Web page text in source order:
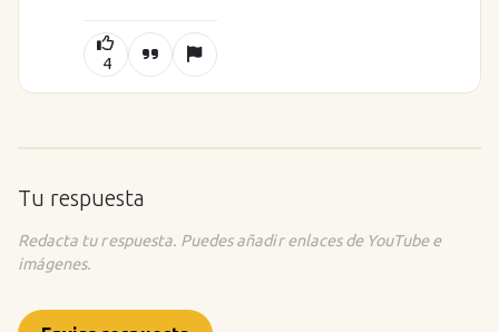
4
Tu respuesta
Redacta tu respuesta. Puedes añadir enlaces de YouTube e
imágenes.